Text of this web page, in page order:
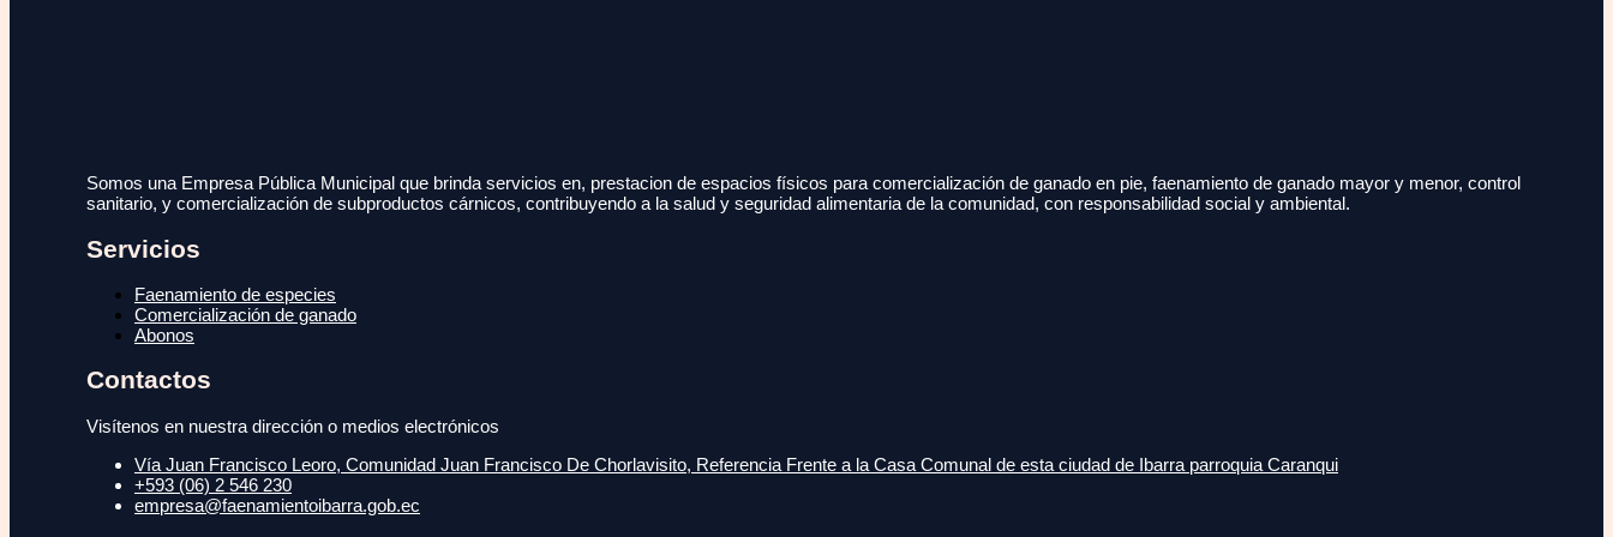
Somos una Empresa Pública Municipal que brinda servicios en, prestacion de espacios físicos para comercialización de ganado en pie, faenamiento de ganado mayor y menor, control
sanitario, y comercialización de subproductos cárnicos, contribuyendo a la salud y seguridad alimentaria de la comunidad, con responsabilidad social y ambiental.
Servicios
Faenamiento de especies
Comercialización de ganado
Abonos
Contactos
Visítenos en nuestra dirección o medios electrónicos
Vía Juan Francisco Leoro, Comunidad Juan Francisco De Chorlavisito, Referencia Frente a la Casa Comunal de esta ciudad de Ibarra parroquia Caranqui
+593 (06) 2 546 230
empresa@faenamientoibarra.gob.ec